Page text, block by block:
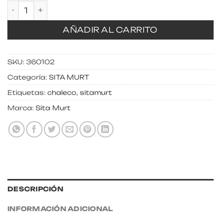
Chaleco de lino cantidad
AÑADIR AL CARRITO
SKU: 360102
Categoría: SITA MURT
Etiquetas: chaleco, sitamurt
Marca: Sita Murt
DESCRIPCIÓN
INFORMACIÓN ADICIONAL